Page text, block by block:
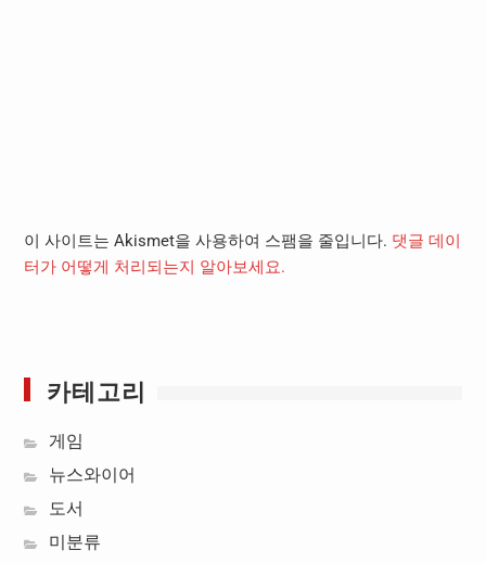
이 사이트는 Akismet을 사용하여 스팸을 줄입니다. 댓글 데이
터가 어떻게 처리되는지 알아보세요.
카테고리
게임
뉴스와이어
도서
미분류